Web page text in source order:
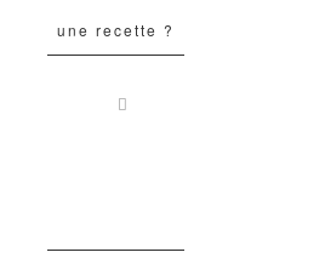
une recette ?